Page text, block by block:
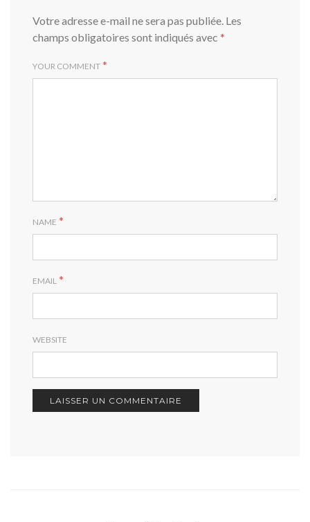
Votre adresse e-mail ne sera pas publiée. Les
champs obligatoires sont indiqués avec *
YOUR COMMENT *
NAME *
EMAIL *
WEBSITE